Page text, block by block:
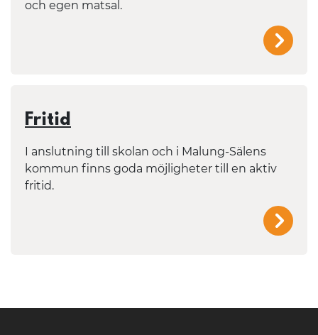
och egen matsal.
/
Fritid
I anslutning till skolan och i Malung-Sälens
kommun finns goda möjligheter till en aktiv
fritid.